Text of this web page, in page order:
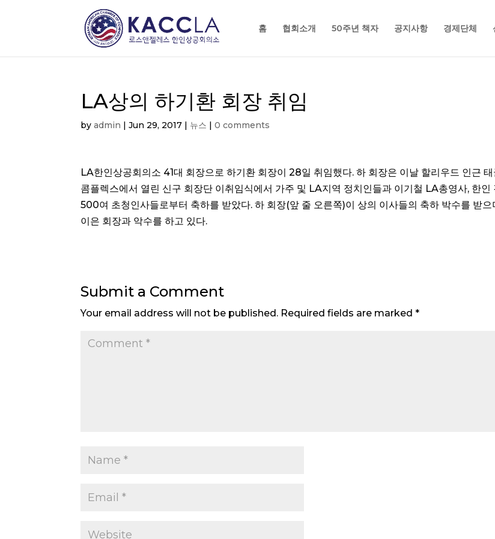
홈 협회소개 50주년 책자 공지사항 경제단체
LA상의 하기환 회장 취임
byadmin |Jun 29, 2017 | 뉴스 |0 comments
LA한인상공회의소 41대 회장으로 하기환 회장이 28일 취임했다. 하 회장은 이날 할리우드 인근
콤플렉스에서 열린 신구 회장단 이취임식에서 가주 및 LA지역 정치인들과 이기철 LA총영사, 한인
500여 초청인사들로부터 축하를 받았다. 하 회장(앞 줄 오른쪽)이 상의 이사들의 축하 박수를 받으
이은 회장과 악수를 하고 있다.
Submit a Comment
Your email address will not be published. Required fields are marked*